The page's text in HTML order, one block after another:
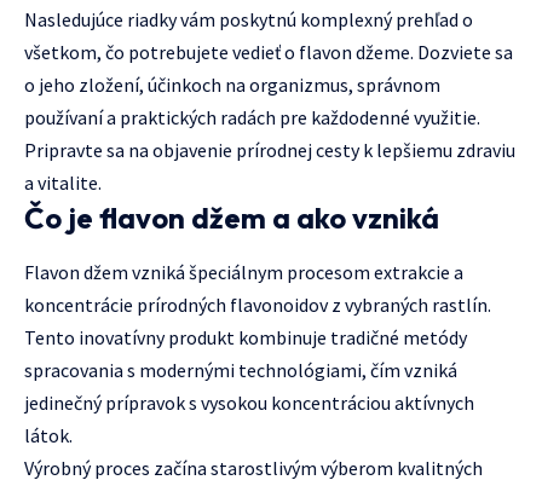
Nasledujúce riadky vám poskytnú komplexný prehľad o
všetkom, čo potrebujete vedieť o flavon džeme. Dozviete sa
o jeho zložení, účinkoch na organizmus, správnom
používaní a praktických radách pre každodenné využitie.
Pripravte sa na objavenie prírodnej cesty k lepšiemu zdraviu
a vitalite.
Čo je flavon džem a ako vzniká
Flavon džem vzniká špeciálnym procesom extrakcie a
koncentrácie prírodných flavonoidov z vybraných rastlín.
Tento inovatívny produkt kombinuje tradičné metódy
spracovania s modernými technológiami, čím vzniká
jedinečný prípravok s vysokou koncentráciou aktívnych
látok.
Výrobný proces začína starostlivým výberom kvalitných